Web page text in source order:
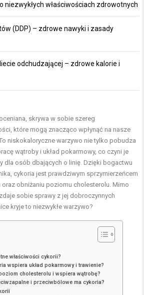
niezwykłych właściwościach zdrowotnych
(DDP) – zdrowe nawyki i zasady
odchudzającej – zdrowe kalorie i
skrywa w sobie szereg
które mogą znacząco wpłynąć na nasze
niskokaloryczne warzywo nie tylko pobudza
wątroby i układ pokarmowy, co czyni je
dla osób dbających o linię. Dzięki bogactwu
cykoria jest prawdziwym sprzymierzeńcem
obniżaniu poziomu cholesterolu. Mimo
sobie sprawy z jej dobroczynnych
kryje to niezwykłe warzywo?
właściwości cykorii?
wspiera układ pokarmowy i trawienie?
cholesterolu i wspiera wątrobę?
i przeciwbólowe ma cykoria?